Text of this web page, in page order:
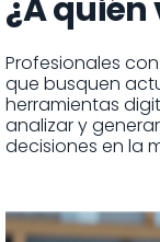
¿A
Profesionales
que busquen
herramientas
analizar y
decisiones en la